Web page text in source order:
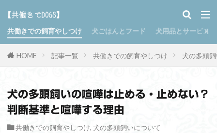
共働きでの飼育やしつけ 犬ごはんとフード 犬用品とサービス
HOME 記事一覧 共働きでの飼育やしつけ 犬の多頭
犬の多頭飼いの喧嘩は止める・止めない？
判断基準と喧嘩する理由
共働きでの飼育やしつけ, 犬の多頭飼いについて